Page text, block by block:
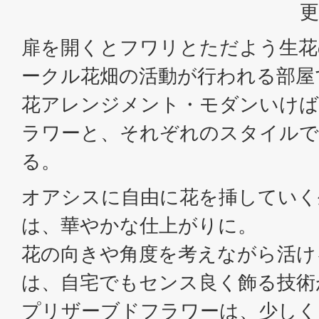
扉を開くとフワリとただよう生
ークル花畑の活動が行われる部
花アレンジメント・モダンいけ
ラワーと、それぞれのスタイル
る。
オアシスに自由に花を挿してい
は、華やかな仕上がりに。
花の向きや角度を考えながら活
は、自宅でもセンス良く飾る技
プリザーブドフラワーは、少し